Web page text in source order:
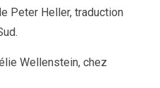
Peter Heller, traduction
Wellenstein, chez